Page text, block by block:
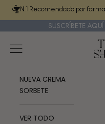
Ir al contenidoN.1 Recomendado por
SUSCRÍBETE AQUÍ
Menú
NUEVA CREMA
SORBETE
VER TODO